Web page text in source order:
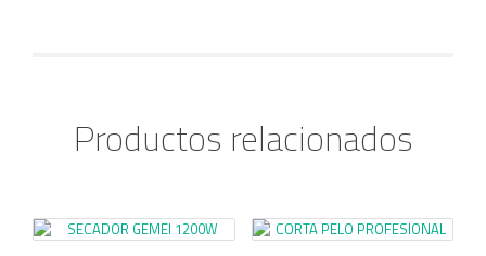
Productos relacionados